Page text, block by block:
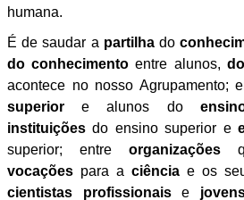
humana.
É de saudar a partilhado
do conhecimento entre alunos,
acontece no nosso Agrupamento;
superior e alunos do
instituições do ensino superior e
superior; entre organizações
vocações para a ciência e os
cientistas profissionaise